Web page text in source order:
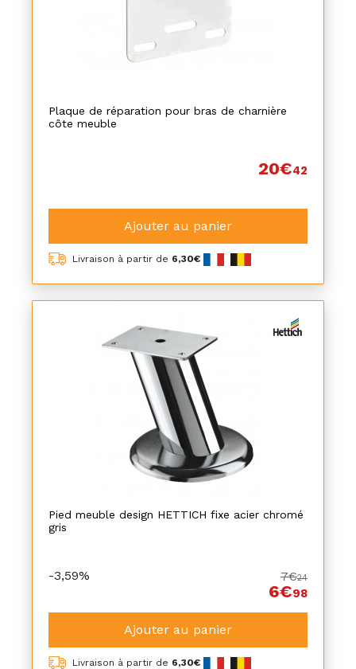
Plaque de réparation pour bras de charnière
côte meuble
20€42
Ajouter au panier
Livraison à partir de 6,30€
Pied meuble design HETTICH fixe acier chromé
gris
-3,59% 7€24
6€98
Ajouter au panier
Livraison à partir de 6,30€